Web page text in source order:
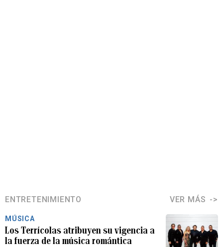
ENTRETENIMIENTO VER MÁS
MÚSICA
Los Terrícolas atribuyen su vigencia a
la fuerza de la música romántica